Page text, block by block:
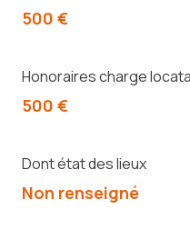
500 €
Honoraires charge
500 €
Dont état des lieux
Non renseigné